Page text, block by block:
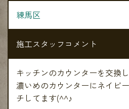
練馬区
施工スタッフコメント
キッチンのカウンターを交換
濃いめのカウンターにネイビ
チしてます(^^♪